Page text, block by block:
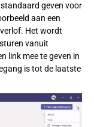
geven voor
aan een
Het wordt
vanuit
link mee te geven in
is tot de laatste